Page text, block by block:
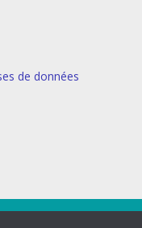
de données